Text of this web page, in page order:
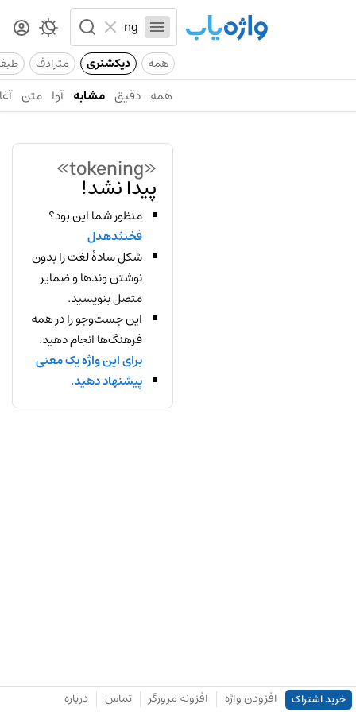
همه دیکشنری مترادف
همه دقیق مشابه آوا متن
«tokening»
پیدا نشد!
منظور شما این بود؟
فخنثدهدل
شکل سادهٔ لغت را بدون
نوشتن وندها و ضمایر
متصل بنویسید.
این جست‌وجو را در همه
فرهنگ‌ها انجام دهید.
برای این واژه یک معنی
پیشنهاد دهید.
خرید اشتراک افزودن واژه افزونه مرورگر تماس درباره